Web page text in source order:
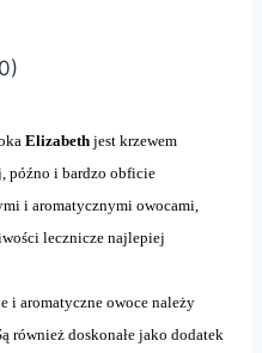
Elizabeth jest krzewem
późno i bardzo obficie
i aromatycznymi owocami,
lecznicze najlepiej
i aromatyczne owoce należy
również doskonałe jako dodatek